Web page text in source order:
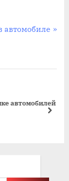
автомобиле
next